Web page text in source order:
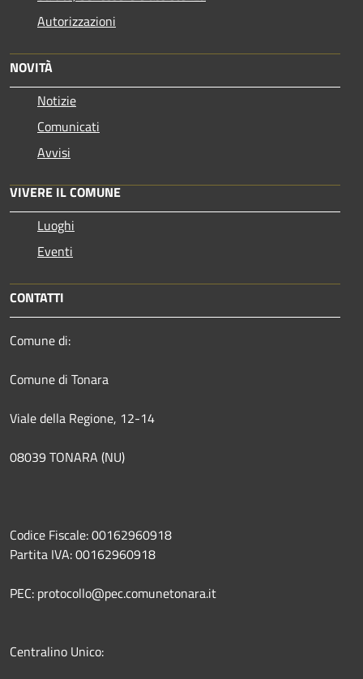
Autorizzazioni
NOVITÀ
Notizie
Comunicati
Avvisi
VIVERE IL COMUNE
Luoghi
Eventi
CONTATTI
Comune di:
Comune di Tonara
Viale della Regione, 12-14
08039 TONARA (NU)
Codice Fiscale: 00162960918
Partita IVA: 00162960918
PEC: protocollo@pec.comunetonara.it
Centralino Unico: